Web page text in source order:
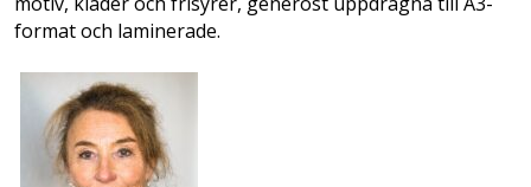
format och laminerade.